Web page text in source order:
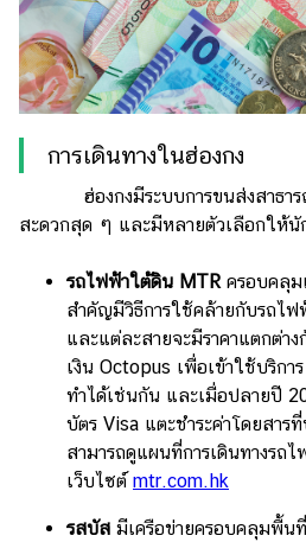
การเดินทางในฮ่องกง
ฮ่องกงมีระบบการขนส่งสาธารณ
สะดวกสุด ๆ และมีหลายตัวเลือกให้นั
รถไฟฟ้าใต้ดิน MTRครอบคลุม
สำคัญมีวิธีการใช้คล้ายกับรถไฟ
และแต่ละสายจะมีราคาแตกต่า
เงิน Octopus เพื่อเข้าใช้บริก
ทำได้เช่นกัน และเมื่อปลายปี
บัตร Visa แตะชำระค่าโดยสาร
สามารถดูแผนที่การเดินทางรถ
เว็บไซต์ mtr.com.hk
รสบัส มีเครือข่ายครอบคลุมพื้น